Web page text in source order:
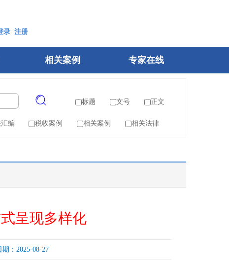
录 注册
相关案例 专家在线
标题 文号 正文
编 税收案例 相关案例 相关法律
呈现多样化
：2025-08-27